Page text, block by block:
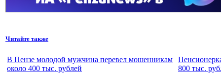
Читайте также
В Пензе молодой мужчина перевел мошенникам
около 400 тыс. рублей
800 тыс.